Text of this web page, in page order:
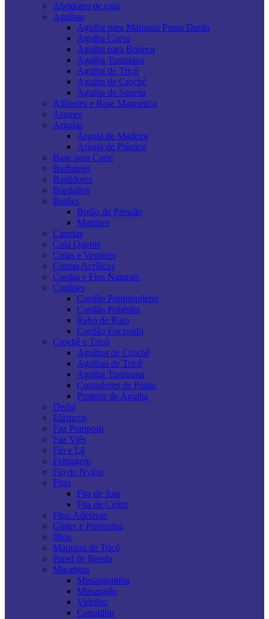
Abridores de casa
Agulhas
Agulha para Máquina Ponta Dupla
Agulha Curva
Agulha para Boneca
Agulha Tunisiana
Agulha de Tricô
Agulha de Crochê
Agulha de Smirna
Alfinetes e Base Magnética
Arames
Argolas
Argola de Madeira
Argola de Plástico
Base para Corte
Barbantes
Bastidores
Bordados
Botões
Botão de Pressão
Matrizes
Canetas
Cola Quente
Colas e Vernizes
Contas Acrílicas
Cordas e Fios Naturais
Cordões
Cordão Polipropileno
Cordão Poliéster
Rabo de Rato
Cordão Encerado
Crochê e Tricô
Agulhas de Crochê
Agulhas de Tricô
Agulha Tunisiana
Contadores de Ponto
Protetor de Agulha
Dedal
Elásticos
Faz Pompom
Faz Viés
Fio e Lã
Feltragem
Fio de Nylon
Fitas
Fita de Juta
Fita de Cetim
Fitas Adesivas
Glitter e Purpurina
Ilhós
Máquina de Tricô
Papel de Renda
Miçangas
Missanguinha
Missangão
Vidrilho
Canutilho